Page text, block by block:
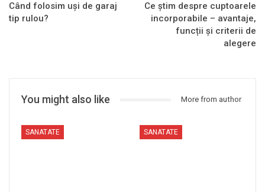
Când folosim uși de garaj
tip rulou?
Ce știm despre cuptoarele
incorporabile – avantaje,
funcții și criterii de
alegere
You might also like More from author
SANATATE SANATATE